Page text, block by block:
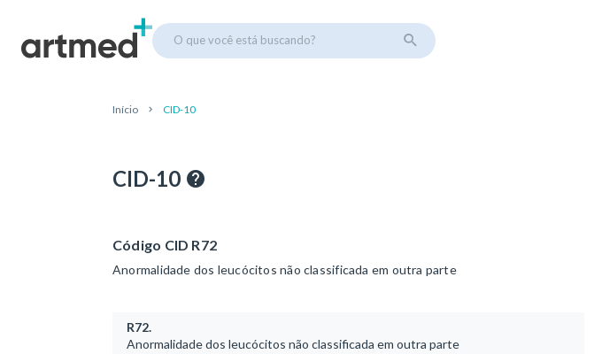
O que você está buscando?
Início CID-10
CID-10
Código CID R72
Anormalidade dos leucócitos não classificada em outra parte
R72.
Anormalidade dos leucócitos não classificada em outra parte